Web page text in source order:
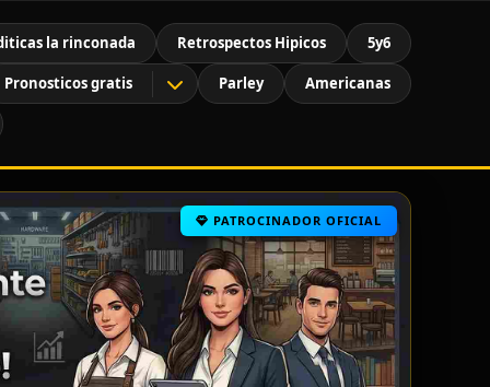
la rinconada Retrospectos Hipicos 5y6
Pronosticos gratis Parley Americanas
PATROCINADOR OFICIAL